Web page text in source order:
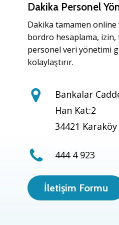
Dakika Personel
Dakika tamamen online
bordro hesaplama, izin,
personel veri yönetimi
kolaylaştırır.
Bankalar
Han Kat:2
34421
444 4 923
İletişim Formu